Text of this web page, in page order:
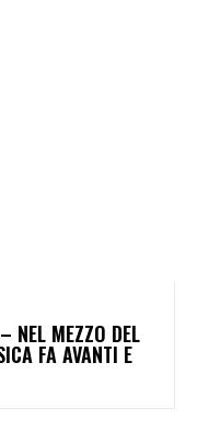
NEL MEZZO DEL
FA AVANTI E